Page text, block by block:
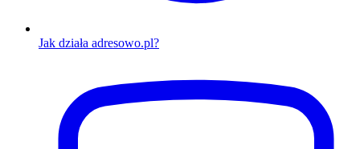
Jak działa adresowo.pl?